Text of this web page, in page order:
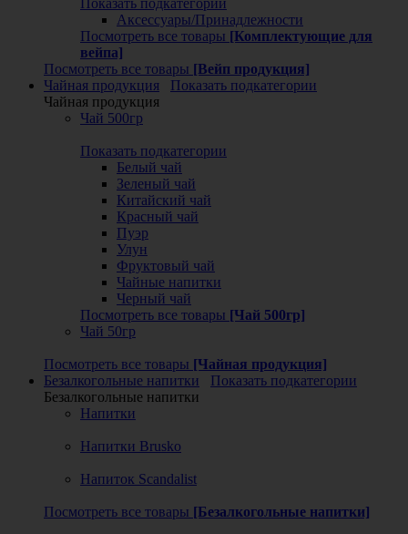
Показать подкатегории
Аксессуары/Принадлежности
Посмотреть все товары [Комплектующие для
вейпа]
Посмотреть все товары [Вейп продукция]
Чайная продукция
Показать подкатегории
Чайная продукция
Чай 500гр
Показать подкатегории
Белый чай
Зеленый чай
Китайский чай
Красный чай
Пуэр
Улун
Фруктовый чай
Чайные напитки
Черный чай
Посмотреть все товары [Чай 500гр]
Чай 50гр
Посмотреть все товары [Чайная продукция]
Безалкогольные напитки
Показать подкатегории
Безалкогольные напитки
Напитки
Напитки Brusko
Напиток Scandalist
Посмотреть все товары [Безалкогольные напитки]